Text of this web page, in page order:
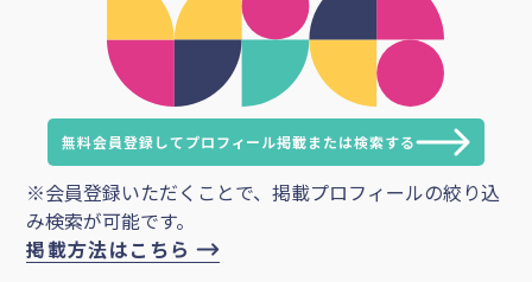
無料会員登録してプロフィール掲載または検索する
※会員登録いただくことで、掲載プロフィールの絞り込
み検索が可能です。
掲載方法はこちら